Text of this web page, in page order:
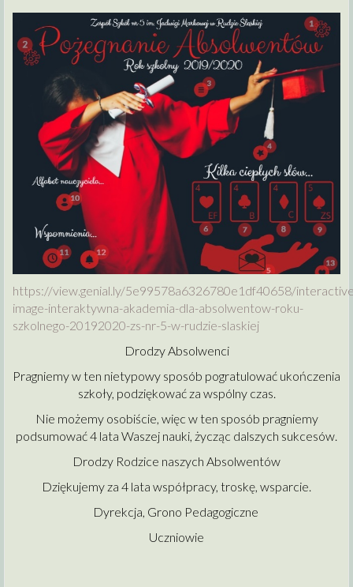
https://view.genial.ly/5e99578a6326780e1df40658/
image-interaktywna-akademia-dla-absolwentow-roku-
szkolnego-20192020-zs-nr-5-w-rudzie-slaskiej
Drodzy Absolwenci
Pragniemy w ten nietypowy sposób pogratulować ukończenia
szkoły, podziękować za wspólny czas.
Nie możemy osobiście, więc w ten sposób pragniemy
podsumować 4 lata Waszej nauki, życząc dalszych sukcesów.
Drodzy Rodzice naszych Absolwentów
Dziękujemy za 4 lata współpracy, troskę, wsparcie.
Dyrekcja, Grono Pedagogiczne
Uczniowie